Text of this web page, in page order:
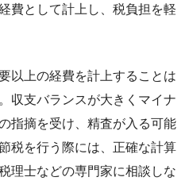
費として計上し、税負担を軽
以上の経費を計上することは
収支バランスが大きくマイナ
指摘を受け、精査が入る可能
税を行う際には、正確な計算
理士などの専門家に相談しな